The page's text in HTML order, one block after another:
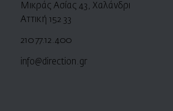
Μικράς Ασίας 43, Χαλάνδρι
Αττική 152 33
210 77.12.400
info@direction.gr